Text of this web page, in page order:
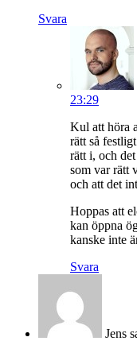
Svara
23:29
Kul att höra
rätt så
rätt i, och
som var rätt
och att det
Hoppas att
kan öppna
kanske inte
Svara
Jens